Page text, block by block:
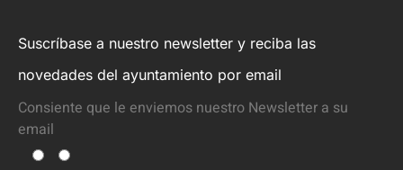
Suscríbase a nuestro newsletter y reciba las
novedades del ayuntamiento por email
Consiente que le enviemos nuestro Newsletter a su
email